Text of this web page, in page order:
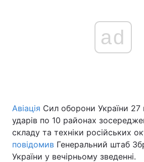
ad
Авіація Сил оборони України 27
ударів по 10 районах
складу та техніки російських
повідомив Генеральний штаб
України у вечірньому зведенні.